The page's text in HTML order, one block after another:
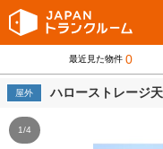
最近見た物件 0
屋外 ハローストレージ
1/4